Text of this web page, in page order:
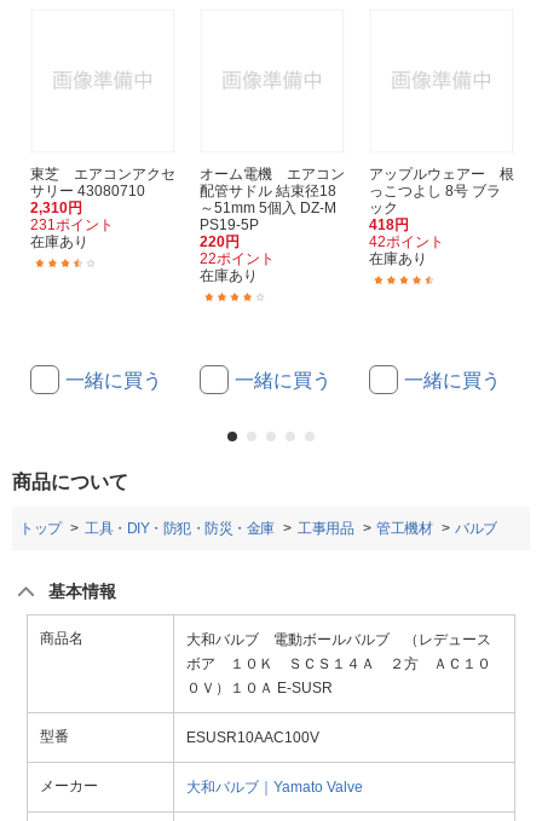
東芝 エアコンアクセ
サリー 43080710
2,310円
231ポイント
在庫あり
一緒に買う
オーム電機 エアコン
配管サドル 結束径18
～51mm 5個入 DZ-M
PS19-5P
220円
22ポイント
在庫あり
一緒に買う
アップルウェアー 根
っこつよし 8号 ブラ
ック
418円
42ポイント
在庫あり
一緒に買う
商品について
トップ 工具・DIY・防犯・防災・金庫 工事用品 管工機材 バルブ
基本情報
商品名
大和バルブ 電動ボールバルブ （レデュース
ボア １０Ｋ ＳＣＳ１４Ａ ２方 ＡＣ１０
０Ｖ）１０Ａ E-SUSR
型番 ESUSR10AAC100V
メーカー 大和バルブ｜Yamato Valve